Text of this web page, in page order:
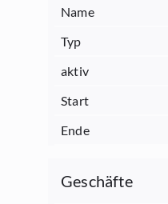
Name
Typ
aktiv
Start
Ende
Geschäfte